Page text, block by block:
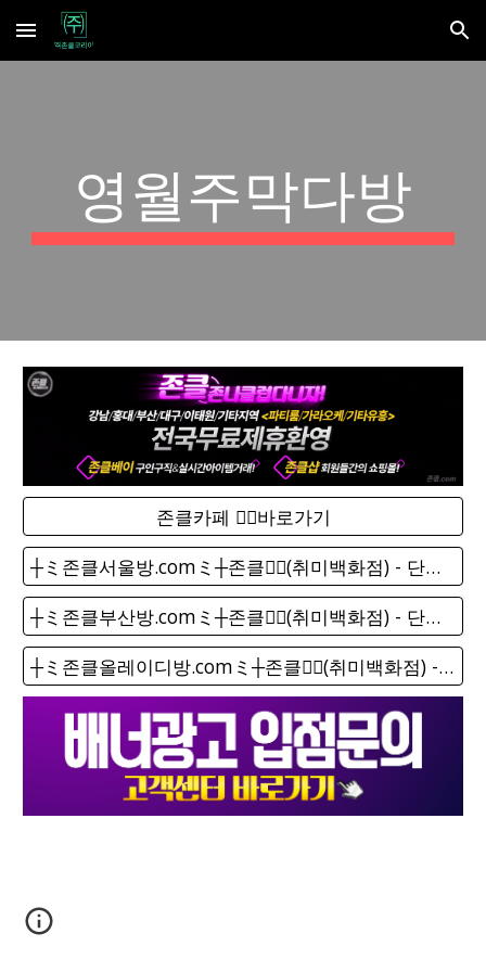
Skip to main content Skip to navigation
영월주막다방
존클카페 ❤️‍🔥바로가기
┼ミ존클서울방.comミ┼존클❤️‍🔥(취미백화점) - 단톡방
┼ミ존클부산방.comミ┼존클❤️‍🔥(취미백화점) - 단톡방
┼ミ존클올레이디방.comミ┼존클❤️‍🔥(취미백화점) - 단톡방